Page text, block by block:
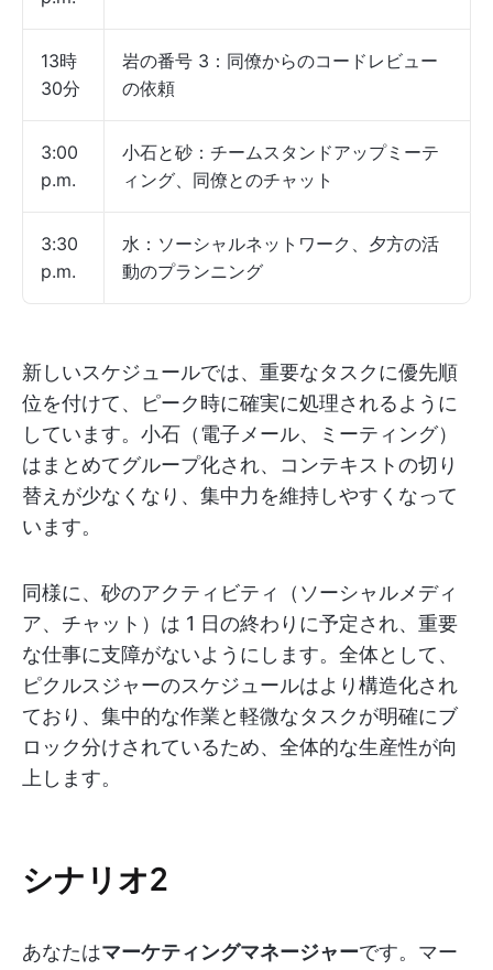
13時
30分
岩の番号 3：同僚からのコードレビュー
の依頼
3:00
p.m.
小石と砂：チームスタンドアップミーテ
ィング、同僚とのチャット
3:30
p.m.
水：ソーシャルネットワーク、夕方の活
動のプランニング
新しいスケジュールでは、重要なタスクに優先順
位を付けて、ピーク時に確実に処理されるように
しています。小石（電子メール、ミーティング）
はまとめてグループ化され、コンテキストの切り
替えが少なくなり、集中力を維持しやすくなって
います。
同様に、砂のアクティビティ（ソーシャルメディ
ア、チャット）は 1 日の終わりに予定され、重要
な仕事に支障がないようにします。全体として、
ピクルスジャーのスケジュールはより構造化され
ており、集中的な作業と軽微なタスクが明確にブ
ロック分けされているため、全体的な生産性が向
上します。
シナリオ2
あなたはマーケティングマネージャーです。マー